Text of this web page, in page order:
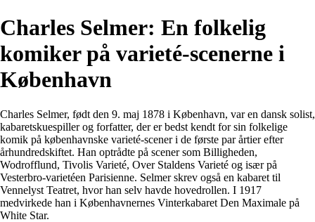
Charles Selmer: En folkelig
komiker på varieté-scenerne i
København
Charles Selmer, født den 9. maj 1878 i København, var en dansk solist,
kabaretskuespiller og forfatter, der er bedst kendt for sin folkelige
komik på københavnske varieté-scener i de første par årtier efter
århundredskiftet. Han optrådte på scener som Billigheden,
Wodrofflund, Tivolis Varieté, Over Staldens Varieté og især på
Vesterbro-varietéen Parisienne. Selmer skrev også en kabaret til
Vennelyst Teatret, hvor han selv havde hovedrollen. I 1917
medvirkede han i Københavnernes Vinterkabaret Den Maximale på
White Star.